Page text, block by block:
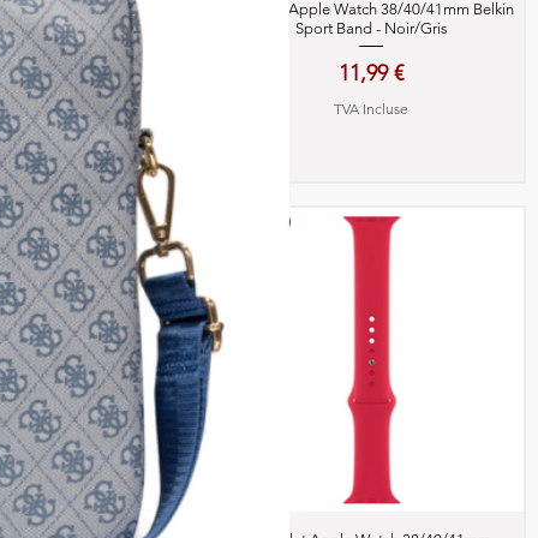
rapide
Apple Watch
Sport Band - Noir/Gris
Prix
11,99 €
TVA Incluse
Aperçu rapide
Bracelet Apple Watch 38/40/41mm Belkin
Sport Band - Noir/Gris
Prix
11,99 €
TVA Incluse